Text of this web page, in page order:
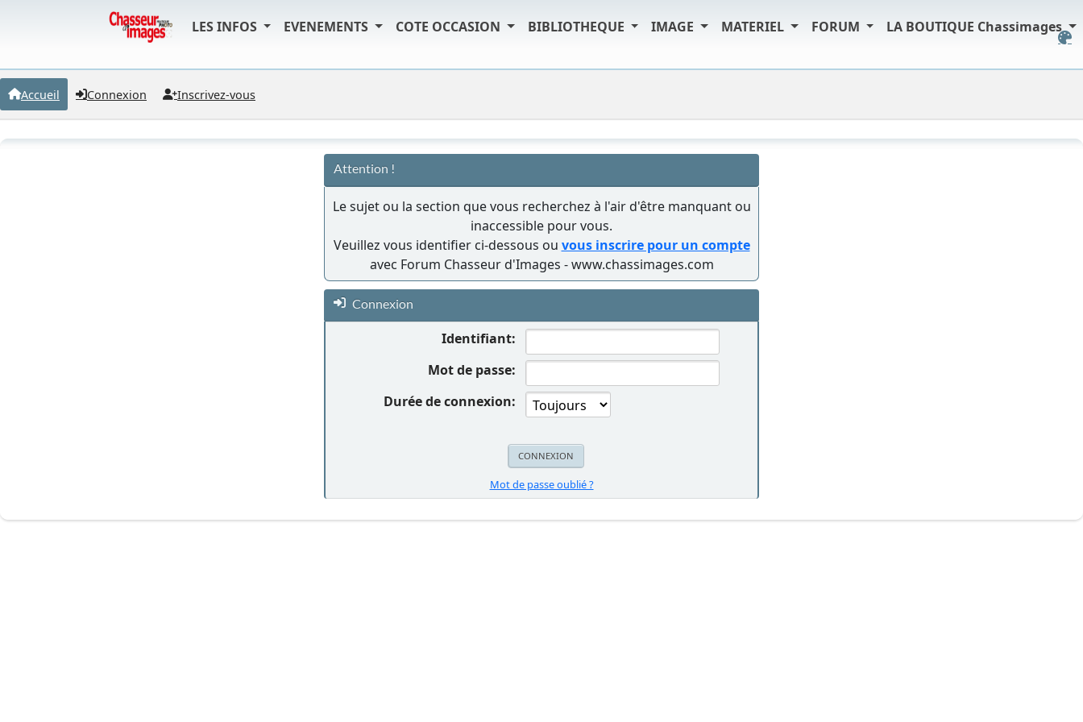
LES INFOS EVENEMENTS COTE OCCASION BIBLIOTHEQUE IMAGE MATERIEL FORUM LA BOUTIQUE Chassimages
Accueil Connexion Inscrivez-vous
Attention !
Le sujet ou la section que vous recherchez à l'air d'être manquant ou
inaccessible pour vous.
Veuillez vous identifier ci-dessous ou vous inscrire pour un compte
avec Forum Chasseur d'Images - www.chassimages.com
Connexion
Identifiant:
Mot de passe:
Durée de connexion:
Mot de passe oublié ?